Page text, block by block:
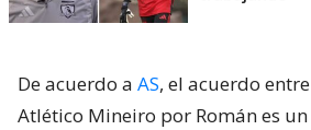
De acuerdo a AS, el acuerdo
Atlético Mineiro por Román es